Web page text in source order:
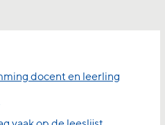
docent en leerling